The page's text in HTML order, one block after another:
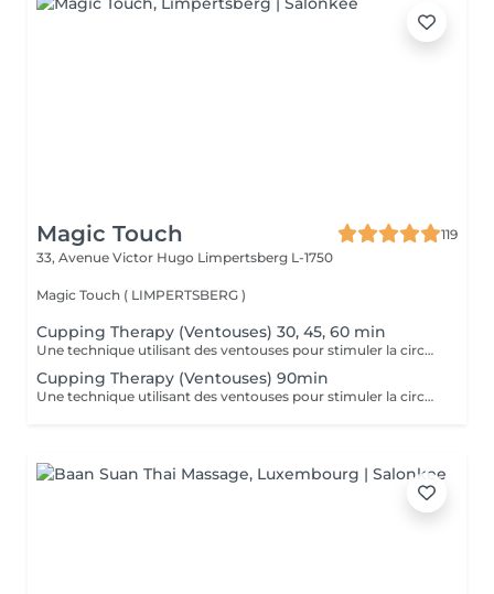
Magic Touch
119
33, Avenue Victor Hugo Limpertsberg L-1750
Magic Touch ( LIMPERTSBERG )
Cupping Therapy (Ventouses) 30, 45, 60 min
Une technique utilisant des ventouses pour stimuler la circulation, réduire les douleurs musculaires et favoriser la détoxification.
Cupping Therapy (Ventouses) 90min
Une technique utilisant des ventouses pour stimuler la circulation, réduire les douleurs musculaires et favoriser la détoxification.